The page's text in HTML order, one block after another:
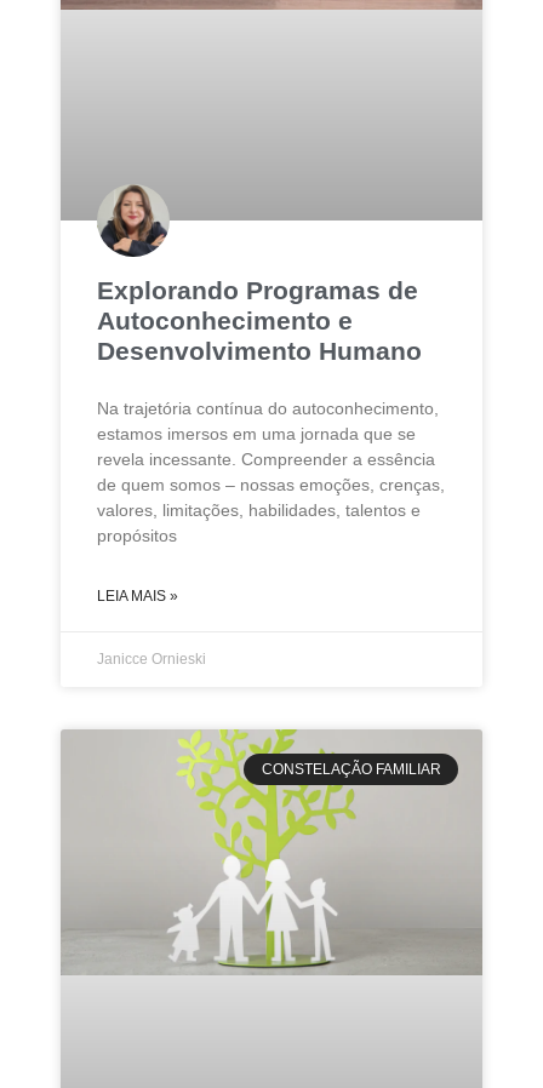
Explorando Programas de
Autoconhecimento e
Desenvolvimento Humano
Na trajetória contínua do autoconhecimento,
estamos imersos em uma jornada que se
revela incessante. Compreender a essência
de quem somos – nossas emoções, crenças,
valores, limitações, habilidades, talentos e
propósitos
LEIA MAIS »
Janicce Ornieski
CONSTELAÇÃO FAMILIAR